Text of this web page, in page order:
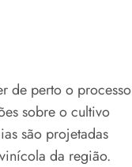
de perto o processo
sobre o cultivo
são projetadas
da região.